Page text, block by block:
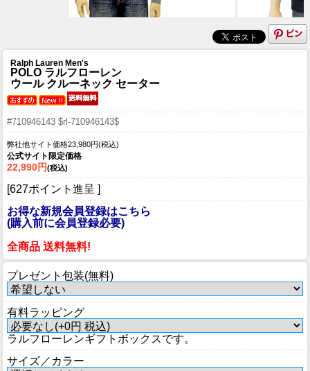
Ralph Lauren Men's
POLO ラルフローレン
ウール クルーネック セーター
#710946143 $rl-710946143$
弊社他サイト価格23,980円(税込)
公式サイト限定価格
22,990円(税込)
[627ポイント進呈 ]
お得な新規会員登録はこちら
(購入前に会員登録必要)
全商品 送料無料!
プレゼント包装(無料)
有料ラッピング
ラルフローレンギフトボックスです。
サイズ／カラー